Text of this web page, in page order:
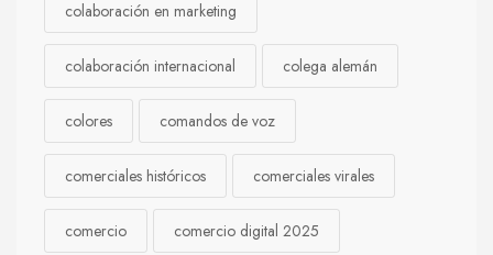
colaboración en marketing
colaboración internacional colega alemán
colores comandos de voz
comerciales históricos comerciales virales
comercio comercio digital 2025